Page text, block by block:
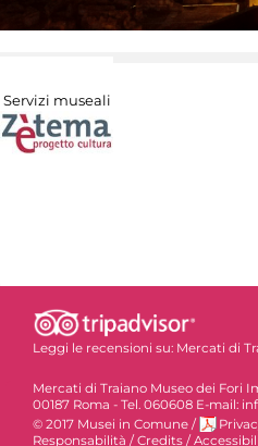
Servizi museali
Leggi le recensioni su: Mercati di
Mercati di Traiano Museo dei Fori
00187 Roma - Tel. 060608 E-mail:
© 2017 Musei in Comune /
Responsabilità / Credits /